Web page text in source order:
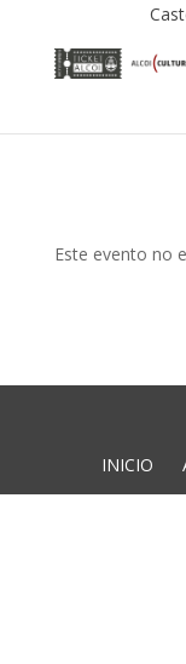
Este evento no
INICIO